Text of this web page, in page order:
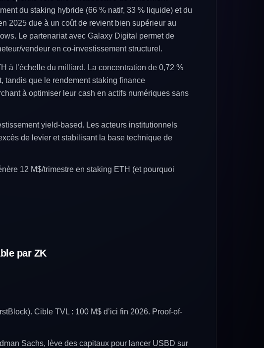
du staking hybride (66 % natif, 33 % liquide) et du
2025 due à un coût de revient bien supérieur au
Le partenariat avec Galaxy Digital permet de
vendeur en co-investissement structurel.
à l’échelle du milliard. La concentration de 0,72 %
tandis que le rendement staking finance
à optimiser leur cash en actifs numériques sans
yield-based. Les acteurs institutionnels
de levier et stabilisant la base technique de
12 M$/trimestre en staking ETH (et pourquoi
par ZK
Cible TVL : 100 M$ d’ici fin 2026. Proof-of-
Sachs, lève des capitaux pour lancer USBD sur